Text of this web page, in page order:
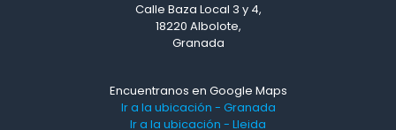
Calle Baza Local 3 y 4,
18220 Albolote,
Granada
Encuentranos en Google Maps
Ir a la ubicación - Granada
Ir a la ubicación - Lleida